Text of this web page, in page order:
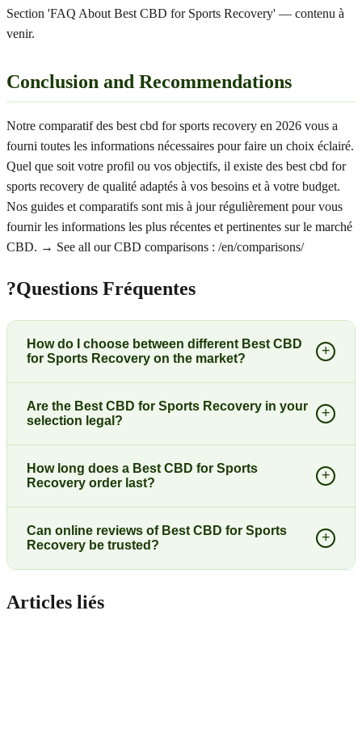
Section 'FAQ About Best CBD for Sports Recovery' — contenu à
venir.
Conclusion and Recommendations
Notre comparatif des best cbd for sports recovery en 2026 vous a
fourni toutes les informations nécessaires pour faire un choix éclairé.
Quel que soit votre profil ou vos objectifs, il existe des best cbd for
sports recovery de qualité adaptés à vos besoins et à votre budget.
Nos guides et comparatifs sont mis à jour régulièrement pour vous
fournir les informations les plus récentes et pertinentes sur le marché
CBD. → See all our CBD comparisons : /en/comparisons/
?Questions Fréquentes
How do I choose between different Best CBD
for Sports Recovery on the market?
+
Are the Best CBD for Sports Recovery in your
selection legal?
+
How long does a Best CBD for Sports
Recovery order last?
+
Can online reviews of Best CBD for Sports
Recovery be trusted?
+
Articles liés